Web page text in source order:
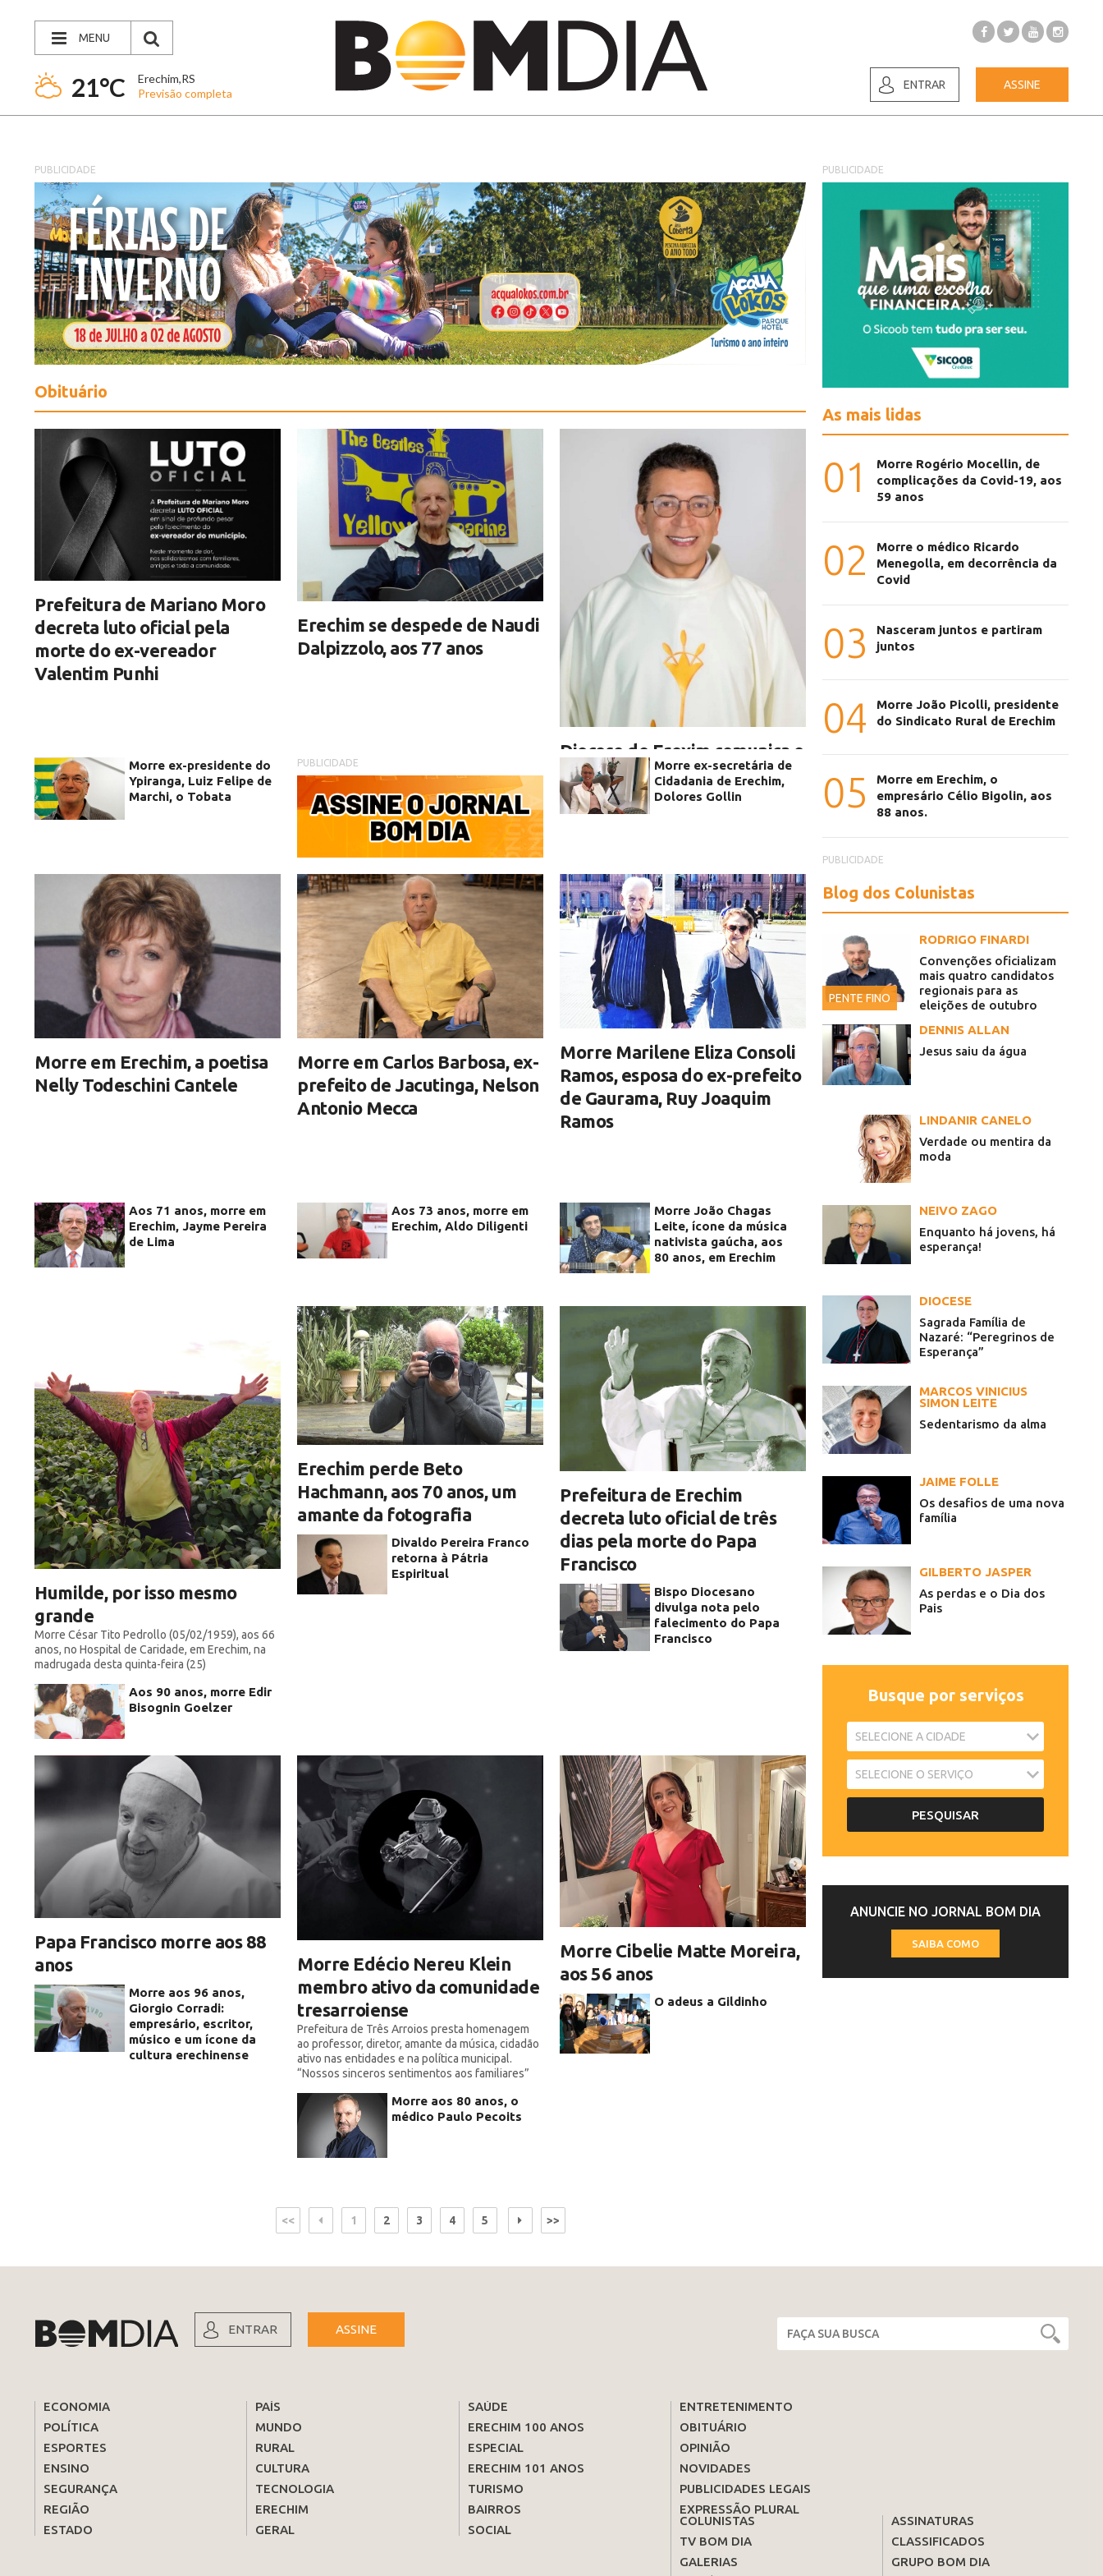
MENU
21°C
Erechim,RS
Previsão completa
ENTRAR ASSINE
PUBLICIDADE
Obituário
Prefeitura de Mariano Moro
decreta luto oficial pela
morte do ex-vereador
Valentim Punhi
Morre ex-presidente do
Ypiranga, Luiz Felipe de
Marchi, o Tobata
Erechim se despede de Naudi
Dalpizzolo, aos 77 anos
PUBLICIDADE
Diocese de Erexim comunica o
falecimento do Pe. Edinaldo
dos Santos Bruno
Velório ocorre em Viadutos nesta segunda-feira,
Morre ex-secretária de
Cidadania de Erechim,
Dolores Gollin
Morre em Erechim, a poetisa
Nelly Todeschini Cantele
Aos 71 anos, morre em
Erechim, Jayme Pereira
de Lima
Morre em Carlos Barbosa, ex-
prefeito de Jacutinga, Nelson
Antonio Mecca
Aos 73 anos, morre em
Erechim, Aldo Diligenti
Morre Marilene Eliza Consoli
Ramos, esposa do ex-prefeito
de Gaurama, Ruy Joaquim
Ramos
Morre João Chagas
Leite, ícone da música
nativista gaúcha, aos
80 anos, em Erechim
Humilde, por isso mesmo
grande
Morre César Tito Pedrollo (05/02/1959), aos 66
anos, no Hospital de Caridade, em Erechim, na
madrugada desta quinta-feira (25)
Aos 90 anos, morre Edir
Bisognin Goelzer
Erechim perde Beto
Hachmann, aos 70 anos, um
amante da fotografia
Divaldo Pereira Franco
retorna à Pátria
Espiritual
Prefeitura de Erechim
decreta luto oficial de três
dias pela morte do Papa
Francisco
Bispo Diocesano
divulga nota pelo
falecimento do Papa
Francisco
Papa Francisco morre aos 88
anos
Morre aos 96 anos,
Giorgio Corradi:
empresário, escritor,
músico e um ícone da
cultura erechinense
Morre Edécio Nereu Klein
membro ativo da comunidade
tresarroiense
Prefeitura de Três Arroios presta homenagem
ao professor, diretor, amante da música, cidadão
ativo nas entidades e na política municipal.
“Nossos sinceros sentimentos aos familiares”
Morre aos 80 anos, o
médico Paulo Pecoits
Morre Cibelie Matte Moreira,
aos 56 anos
O adeus a Gildinho
<< 1 2 3 4 5 >>
PUBLICIDADE
As mais lidas
01
Morre Rogério Mocellin, de
complicações da Covid-19, aos
59 anos
02
Morre o médico Ricardo
Menegolla, em decorrência da
Covid
03
Nasceram juntos e partiram
juntos
04
Morre João Picolli, presidente
do Sindicato Rural de Erechim
05
Morre em Erechim, o
empresário Célio Bigolin, aos
88 anos.
PUBLICIDADE
Blog dos Colunistas
PENTE FINO
RODRIGO FINARDI
Convenções oficializam
mais quatro candidatos
regionais para as
eleições de outubro
DENNIS ALLAN
Jesus saiu da água
LINDANIR CANELO
Verdade ou mentira da
moda
NEIVO ZAGO
Enquanto há jovens, há
esperança!
DIOCESE
Sagrada Família de
Nazaré: “Peregrinos de
Esperança”
MARCOS VINICIUS
SIMON LEITE
Sedentarismo da alma
JAIME FOLLE
Os desafios de uma nova
família
GILBERTO JASPER
As perdas e o Dia dos
Pais
Busque por serviços
ANUNCIE NO JORNAL BOM DIA
SAIBA COMO
ENTRAR ASSINE
ECONOMIA
POLÍTICA
ESPORTES
ENSINO
SEGURANÇA
REGIÃO
ESTADO
PAÍS
MUNDO
RURAL
CULTURA
TECNOLOGIA
ERECHIM
GERAL
SAÚDE
ERECHIM 100 ANOS
ESPECIAL
ERECHIM 101 ANOS
TURISMO
BAIRROS
SOCIAL
ENTRETENIMENTO
OBITUÁRIO
OPINIÃO
NOVIDADES
PUBLICIDADES LEGAIS
EXPRESSÃO PLURAL
COLUNISTAS
TV BOM DIA
GALERIAS
ASSINATURAS
CLASSIFICADOS
GRUPO BOM DIA